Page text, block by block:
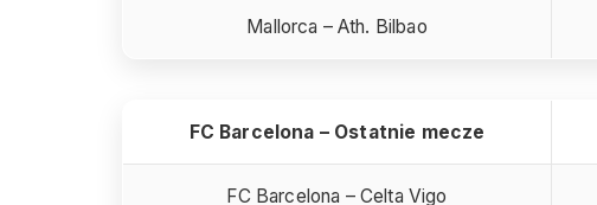
Mallorca – Ath. Bilbao
FC Barcelona – Ostatnie mecze
FC Barcelona – Celta Vigo